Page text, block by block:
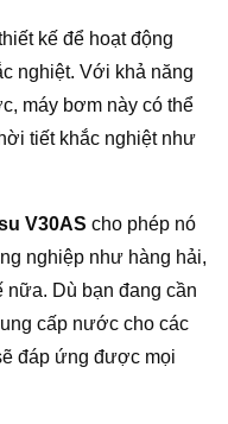
kế để hoạt động
nghiệt. Với khả năng
máy bơm này có thể
tiết khắc nghiệt như
V30AS cho phép nó
nghiệp như hàng hải,
nữa. Dù bạn đang cần
cấp nước cho các
đáp ứng được mọi